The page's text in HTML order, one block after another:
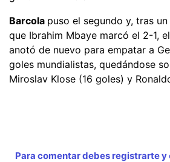
Barcola puso el segundo y, tras
que Ibrahim Mbaye marcó el 2-1,
anotó de nuevo para empatar a
goles mundialistas, quedándose
Miroslav Klose (16 goles) y
Para comentar debes registrarte